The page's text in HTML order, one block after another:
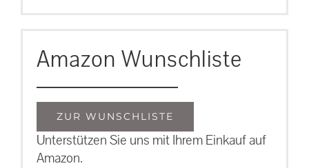
Amazon Wunschliste
ZUR WUNSCHLISTE
Unterstützen Sie uns mit Ihrem Einkauf auf
Amazon.